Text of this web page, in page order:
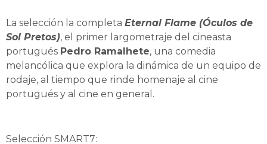
La selección la completa Eternal Flame (Óculos de
Sol Pretos), el primer largometraje del cineasta
portugués Pedro Ramalhete, una comedia
melancólica que explora la dinámica de un equipo de
rodaje, al tiempo que rinde homenaje al cine
portugués y al cine en general.
Selección SMART7: